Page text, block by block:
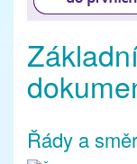
Řády a